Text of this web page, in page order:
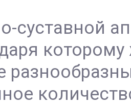
суставной